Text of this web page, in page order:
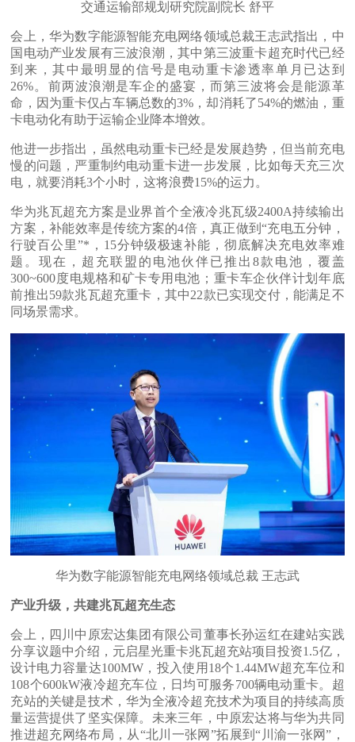
交通运输部规划研究院副院长 舒平
会上，华为数字能源智能充电网络领域总裁王志武指出，中
国电动产业发展有三波浪潮，其中第三波重卡超充时代已经
到来，其中最明显的信号是电动重卡渗透率单月已达到
26%。前两波浪潮是车企的盛宴，而第三波将会是能源革
命，因为重卡仅占车辆总数的3%，却消耗了54%的燃油，重
卡电动化有助于运输企业降本增效。
他进一步指出，虽然电动重卡已经是发展趋势，但当前充电
慢的问题，严重制约电动重卡进一步发展，比如每天充三次
电，就要消耗3个小时，这将浪费15%的运力。
华为兆瓦超充方案是业界首个全液冷兆瓦级2400A持续输出
方案，补能效率是传统方案的4倍，真正做到“充电五分钟，
行驶百公里”*，15分钟级极速补能，彻底解决充电效率难
题。现在，超充联盟的电池伙伴已推出8款电池，覆盖
300~600度电规格和矿卡专用电池；重卡车企伙伴计划年底
前推出59款兆瓦超充重卡，其中22款已实现交付，能满足不
同场景需求。
华为数字能源智能充电网络领域总裁 王志武
产业升级，共建兆瓦超充生态
会上，四川中原宏达集团有限公司董事长孙运红在建站实践
分享议题中介绍，元启星光重卡兆瓦超充站项目投资1.5亿，
设计电力容量达100MW，投入使用18个1.44MW超充车位和
108个600kW液冷超充车位，日均可服务700辆电动重卡。超
充站的关键是技术，华为全液冷超充技术为项目的持续高质
量运营提供了坚实保障。未来三年，中原宏达将与华为共同
推进超充网络布局，从“北川一张网”拓展到“川渝一张网”，